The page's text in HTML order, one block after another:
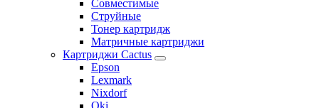
Совместимые
Струйные
Тонер картридж
Матричные картриджи
Картриджи Cactus
Epson
Lexmark
Nixdorf
Oki